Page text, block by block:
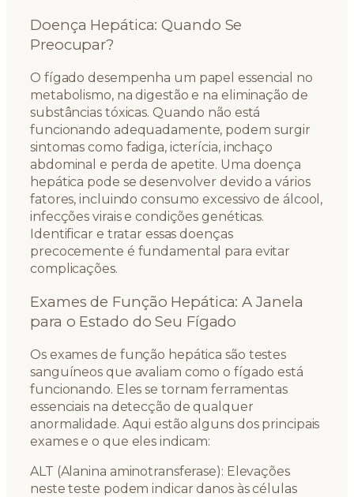
Doença Hepática: Quando Se
Preocupar?
O fígado desempenha um papel essencial no
metabolismo, na digestão e na eliminação de
substâncias tóxicas. Quando não está
funcionando adequadamente, podem surgir
sintomas como fadiga, icterícia, inchaço
abdominal e perda de apetite. Uma doença
hepática pode se desenvolver devido a vários
fatores, incluindo consumo excessivo de álcool,
infecções virais e condições genéticas.
Identificar e tratar essas doenças
precocemente é fundamental para evitar
complicações.
Exames de Função Hepática: A Janela
para o Estado do Seu Fígado
Os exames de função hepática são testes
sanguíneos que avaliam como o fígado está
funcionando. Eles se tornam ferramentas
essenciais na detecção de qualquer
anormalidade. Aqui estão alguns dos principais
exames e o que eles indicam:
ALT (Alanina aminotransferase): Elevações
neste teste podem indicar danos às células